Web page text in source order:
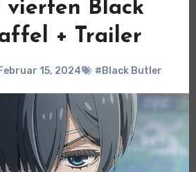
Black
+ Trailer
Februar 15, 2024 #Black Butler